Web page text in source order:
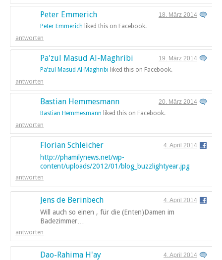
Peter Emmerich
18. März 2014
Peter Emmerich liked this on Facebook.
antworten
Pa'zul Masud Al-Maghribi
19. März 2014
Pa’zul Masud Al-Maghribi liked this on Facebook.
antworten
Bastian Hemmesmann
20. März 2014
Bastian Hemmesmann liked this on Facebook.
antworten
Florian Schleicher 4. April 2014
http://phamilynews.net/wp-
content/uploads/2012/01/blog_buzzlightyear.jpg
antworten
Jens de Berinbech 4. April 2014
Will auch so einen , für die (Enten)Damen im
Badezimmer…
antworten
Dao-Rahima H'ay
4. April 2014